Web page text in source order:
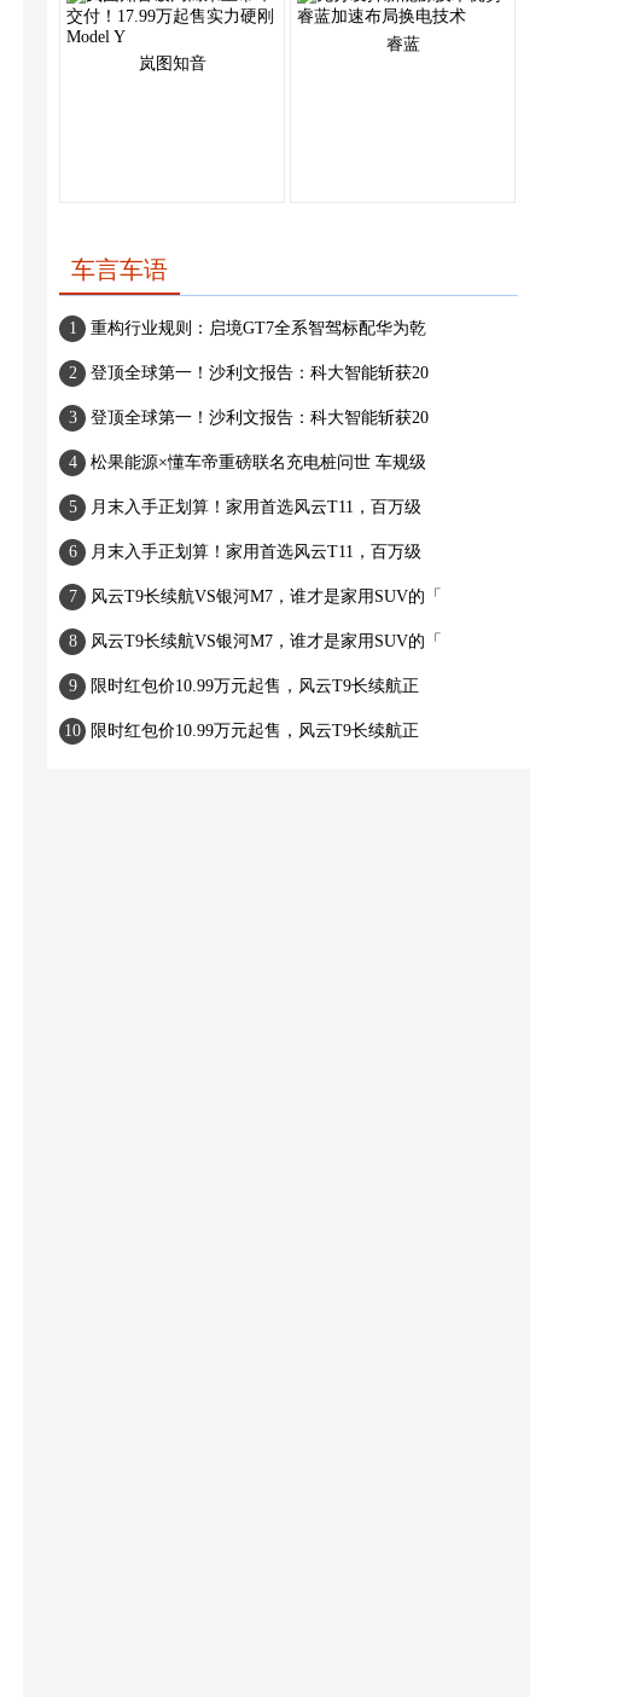
岚图知音
睿蓝
车言车语
重构行业规则：启境GT7全系智驾标配华为乾
登顶全球第一！沙利文报告：科大智能斩获20
登顶全球第一！沙利文报告：科大智能斩获20
松果能源×懂车帝重磅联名充电桩问世 车规级
月末入手正划算！家用首选风云T11，百万级
月末入手正划算！家用首选风云T11，百万级
风云T9长续航VS银河M7，谁才是家用SUV的「
风云T9长续航VS银河M7，谁才是家用SUV的「
限时红包价10.99万元起售，风云T9长续航正
限时红包价10.99万元起售，风云T9长续航正